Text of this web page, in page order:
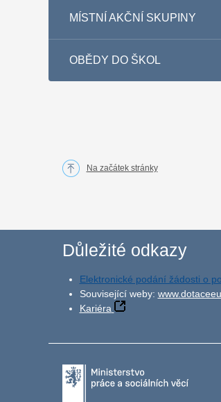
MÍSTNÍ AKČNÍ SKUPINY
OBĚDY DO ŠKOL
Na začátek stránky
Důležité odkazy
Elektronické podání žádosti o
Související weby:
Kariéra